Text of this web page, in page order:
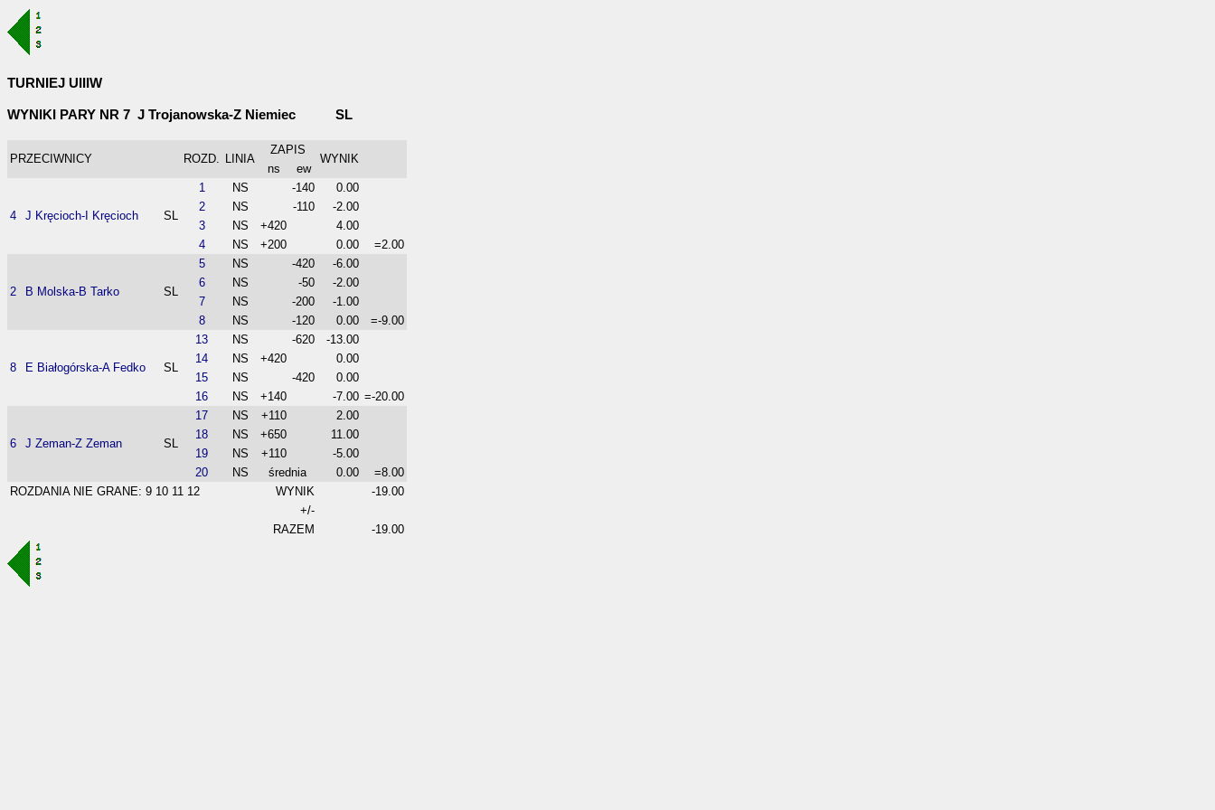
TURNIEJ UIIIW
WYNIKI PARY NR 7 J Trojanowska-Z Niemiec SL
PRZECIWNICY ROZD. LINIA
ZAPIS
WYNIK
ns ew
4 J Kręcioch-I Kręcioch SL
1 NS -140
0.00
2
NS -110
-2.00
3
NS +420
4.00
4
NS +200 0.00 =2.00
2 B Molska-B Tarko SL
5 NS -420
-6.00
6
NS -50
-2.00
7
NS -200
-1.00
8
NS -120 0.00 =-9.00
8 E Białogórska-A Fedko SL
13 NS -620
-13.00
14
NS +420
0.00
15
NS -420
0.00
16
NS +140 -7.00 =-20.00
6 J Zeman-Z Zeman SL
17 NS +110
2.00
18
NS +650
11.00
19
NS +110
-5.00
20
NS średnia 0.00
=8.00
ROZDANIA NIE GRANE: 9 10 11 12
WYNIK
-19.00
+/-
RAZEM
-19.00